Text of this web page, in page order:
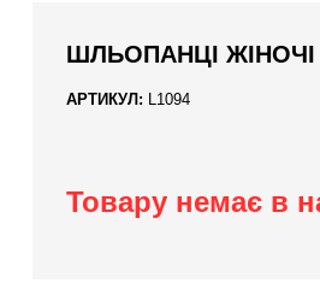
ШЛЬОПАНЦІ ЖІНОЧІ
АРТИКУЛ: L1094
Товару немає в